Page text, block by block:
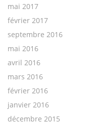
mai 2017
février 2017
septembre 2016
mai 2016
avril 2016
mars 2016
février 2016
janvier 2016
décembre 2015